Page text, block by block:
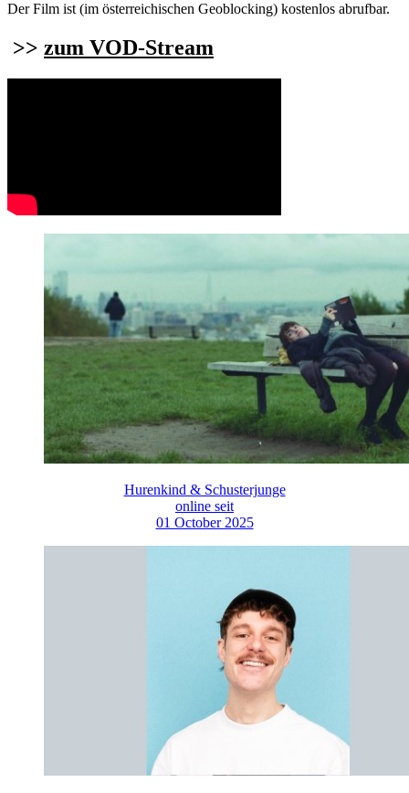
Der Film ist (im österreichischen Geoblocking) kostenlos abrufbar.
>> zum VOD-Stream
Hurenkind & Schusterjunge
online seit
01 October 2025